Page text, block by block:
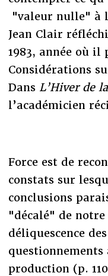
"valeur nulle" à
Jean Clair
1983, année où il
Considérations
Dans L’Hiver de
l’académicien
Force est de
constats sur
conclusions
"décalé" de
déliquescence
questionnements
production (p.